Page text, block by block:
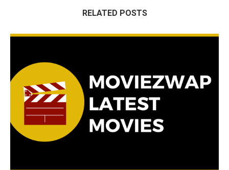
RELATED POSTS